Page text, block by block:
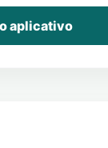
aplicativo